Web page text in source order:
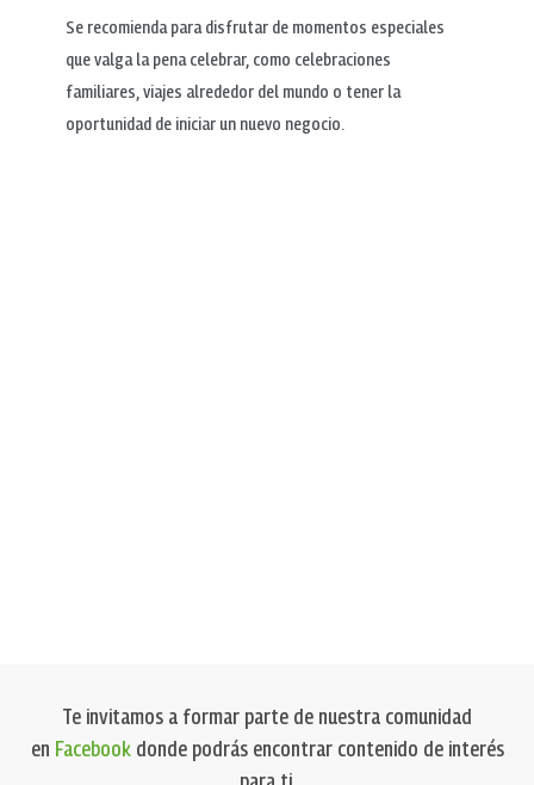
Se recomienda para disfrutar de momentos especiales
que valga la pena celebrar, como celebraciones
familiares, viajes alrededor del mundo o tener la
oportunidad de iniciar un nuevo negocio.
Te invitamos a formar parte de nuestra comunidad
en Facebookdonde podrás encontrar contenido de interés